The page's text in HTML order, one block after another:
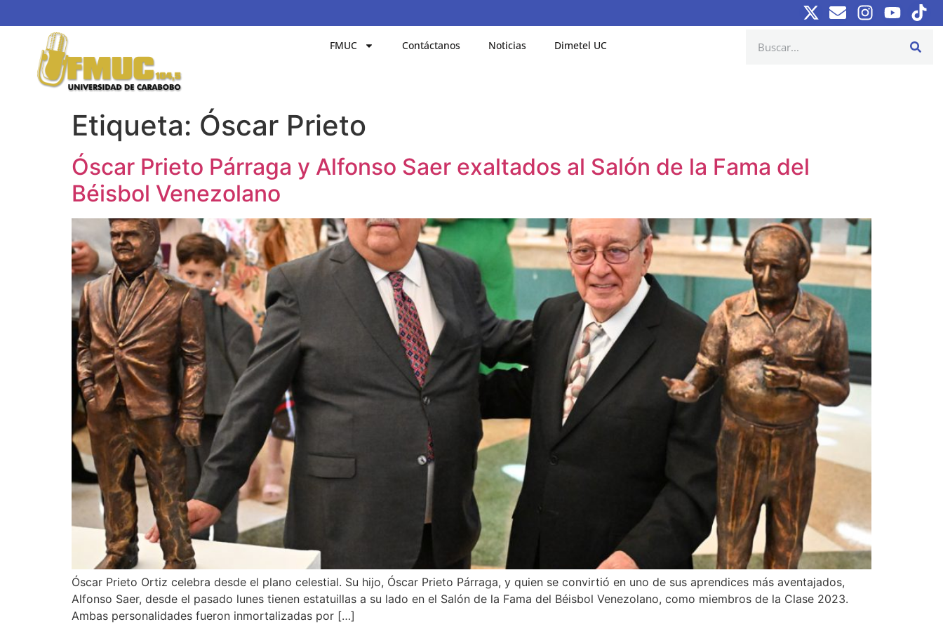
FMUC Contáctanos Noticias Dimetel UC
Etiqueta: Óscar Prieto
Óscar Prieto Párraga y Alfonso Saer exaltados al Salón de la Fama del
Béisbol Venezolano
Óscar Prieto Ortiz celebra desde el plano celestial. Su hijo, Óscar Prieto Párraga, y quien se convirtió en uno de sus aprendices más aventajados,
Alfonso Saer, desde el pasado lunes tienen estatuillas a su lado en el Salón de la Fama del Béisbol Venezolano, como miembros de la Clase 2023.
Ambas personalidades fueron inmortalizadas por […]